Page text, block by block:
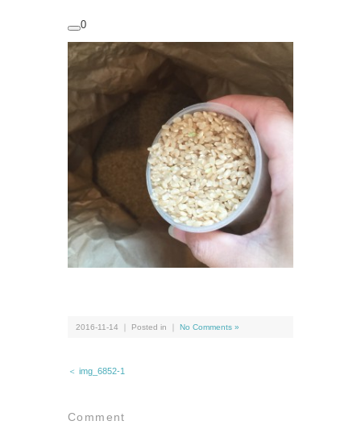
0
2016-11-14 ｜ Posted in ｜ No Comments »
＜ img_6852-1
Comment